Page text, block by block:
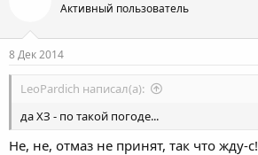
Активный пользователь
8 Дек 2014
LeoPardich написал(а):
да ХЗ - по такой погоде...
Не, не, отмаз не принят, так что жду-с!